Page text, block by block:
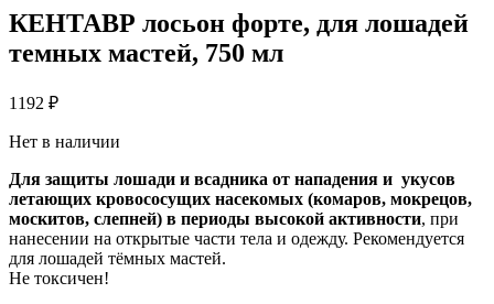
КЕНТАВР лосьон форте, для лошадей
темных мастей, 750 мл
1192 ₽
Нет в наличии
Для защиты лошади и всадника от нападения и укусов
летающих кровососущих насекомых (комаров, мокрецов,
москитов, слепней) в периоды высокой активности, при
нанесении на открытые части тела и одежду. Рекомендуется
для лошадей тёмных мастей.
Не токсичен!